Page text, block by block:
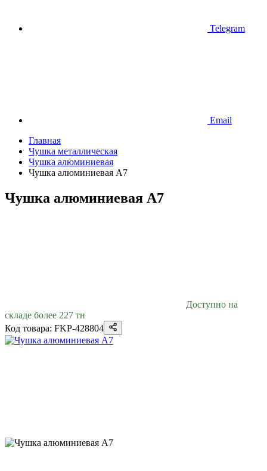
Telegram
Email
Главная
Чушка металлическая
Чушка алюминиевая
Чушка алюминиевая A7
Чушка алюминиевая A7
Доступно на
складе более 227 тн
Код товара: FKP-428804